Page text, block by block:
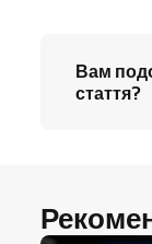
Вам
стаття?